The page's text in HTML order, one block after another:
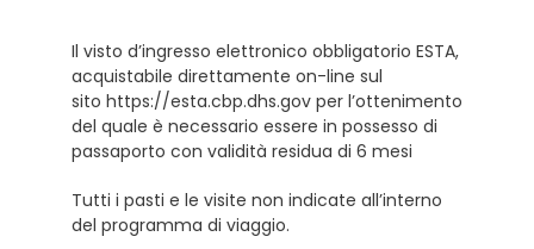
Il visto d’ingresso elettronico obbligatorio ESTA,
acquistabile direttamente on-line sul
sito https://esta.cbp.dhs.gov per l’ottenimento
del quale è necessario essere in possesso di
passaporto con validità residua di 6 mesi
Tutti i pasti e le visite non indicate all’interno
del programma di viaggio.